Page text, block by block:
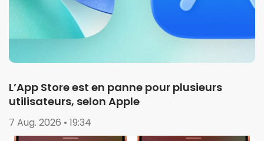
L’App Store est en panne pour plusieurs
utilisateurs, selon Apple
7 Aug. 2026 • 19:34